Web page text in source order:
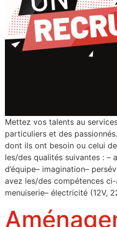
Mettez vos talents au
particuliers et des
dont ils ont besoin ou celui
les/des qualités suivantes : –
d’équipe– imagination–
avez les/des compétences ci-
menuiserie– électricité (12V,